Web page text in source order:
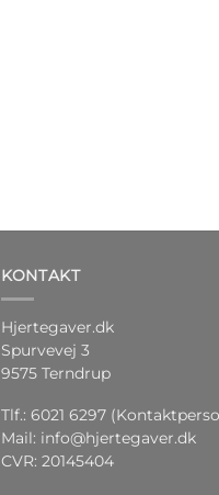
KONTAKT
Hjertegaver.dk
Spurvevej 3
9575 Terndrup
Tlf.: 6021 6297
Mail: info@hjertegaver.dk
CVR: 20145404